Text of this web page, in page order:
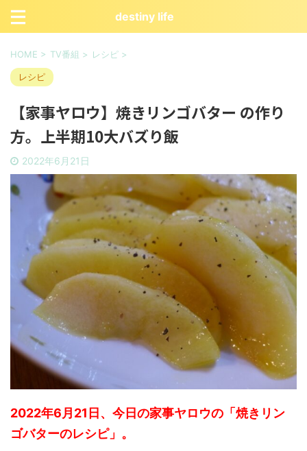
destiny life
HOME > TV番組 > レシピ >
レシピ
【家事ヤロウ】焼きリンゴバター の作り
方。上半期10大バズり飯
2022年6月21日
2022年6月21日、今日の家事ヤロウの「焼きリン
ゴバターのレシピ」。